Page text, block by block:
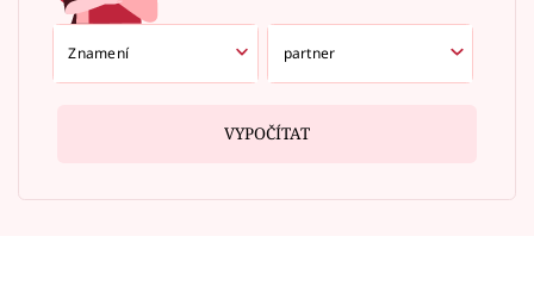
VYPOČÍTAT